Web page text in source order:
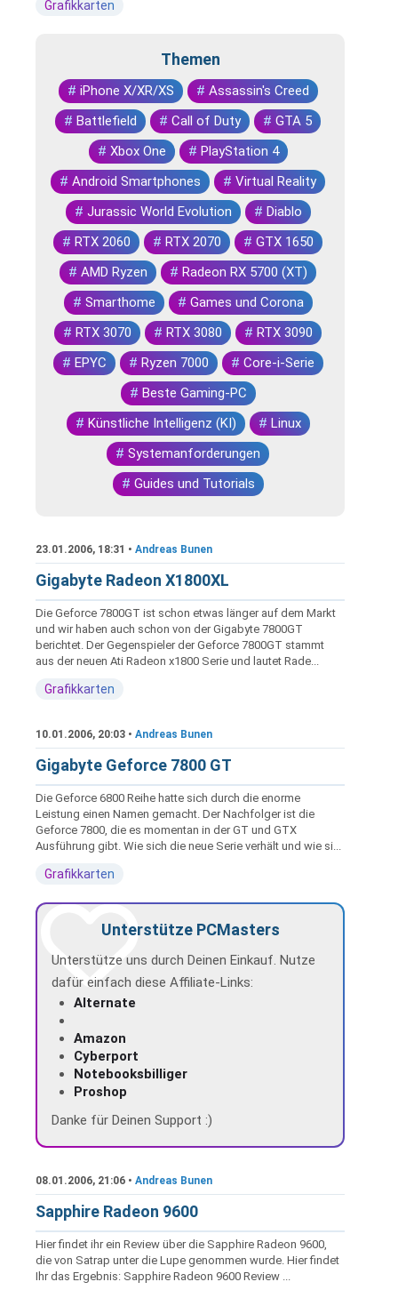
Grafikkarten
Themen
# iPhone X/XR/XS # Assassin's Creed
# Battlefield # Call of Duty # GTA 5
# Xbox One # PlayStation 4
# Android Smartphones # Virtual Reality
# Jurassic World Evolution # Diablo
# RTX 2060 # RTX 2070 # GTX 1650
# AMD Ryzen # Radeon RX 5700 (XT)
# Smarthome # Games und Corona
# RTX 3070 # RTX 3080 # RTX 3090
# EPYC # Ryzen 7000 # Core-i-Serie
# Beste Gaming-PC
# Künstliche Intelligenz (KI) # Linux
# Systemanforderungen
# Guides und Tutorials
23.01.2006, 18:31 • Andreas Bunen
Gigabyte Radeon X1800XL
Die Geforce 7800GT ist schon etwas länger auf dem Markt
und wir haben auch schon von der Gigabyte 7800GT
berichtet. Der Gegenspieler der Geforce 7800GT stammt
aus der neuen Ati Radeon x1800 Serie und lautet Rade...
Grafikkarten
10.01.2006, 20:03 • Andreas Bunen
Gigabyte Geforce 7800 GT
Die Geforce 6800 Reihe hatte sich durch die enorme
Leistung einen Namen gemacht. Der Nachfolger ist die
Geforce 7800, die es momentan in der GT und GTX
Ausführung gibt. Wie sich die neue Serie verhält und wie si...
Grafikkarten
Unterstütze PCMasters
Unterstütze uns durch Deinen Einkauf. Nutze
dafür einfach diese Affiliate-Links:
Alternate
Amazon
Cyberport
Notebooksbilliger
Proshop
Danke für Deinen Support :)
08.01.2006, 21:06 • Andreas Bunen
Sapphire Radeon 9600
Hier findet ihr ein Review über die Sapphire Radeon 9600,
die von Satrap unter die Lupe genommen wurde. Hier findet
Ihr das Ergebnis: Sapphire Radeon 9600 Review ...